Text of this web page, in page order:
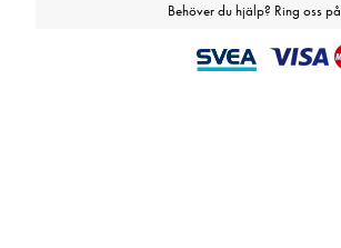
Behöver du hjälp? Ring oss på